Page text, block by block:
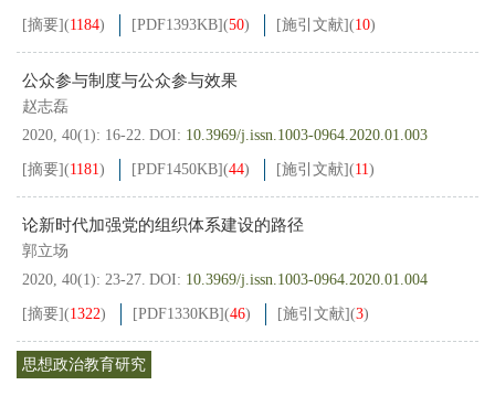
[摘要](1184) [PDF1393KB](50) [施引文献](10)
公众参与制度与公众参与效果
赵志磊
2020, 40(1): 16-22. DOI: 10.3969/j.issn.1003-0964.2020.01.003
[摘要](1181) [PDF1450KB](44) [施引文献](11)
论新时代加强党的组织体系建设的路径
郭立场
2020, 40(1): 23-27. DOI: 10.3969/j.issn.1003-0964.2020.01.004
[摘要](1322) [PDF1330KB](46) [施引文献](3)
思想政治教育研究